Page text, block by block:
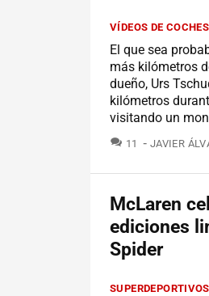
VÍDEOS DE COCHES
El que sea
más kilómetros
dueño, Urs
kilómetros
visitando un
11 JAVIER
McLaren
ediciones
Spider
SUPERDEPORTIVOS